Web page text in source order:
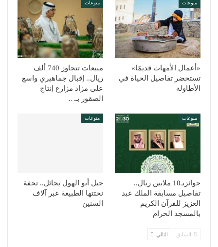
منوعات
«أعمال الأمهات قديمًا»
تستحضر تفاصيل الحياة في
الأطاولة
منوعات
مبيعات تتجاوز 740 ألف
ريال.. إقبال جماهيري واسع
على مزاد مزارع إنتاج
الصقور بـ…
منوعات
جوائزبـ10 ملايين ريال..
تفاصيل مسابقة الملك عبد
العزيز للقرآن الكريم
بالمسجد الحرام
منوعات
جبل أبو الهول بحائل.. تحفة
نحتتها الطبيعة عبر آلاف
السنين
السابق التالي